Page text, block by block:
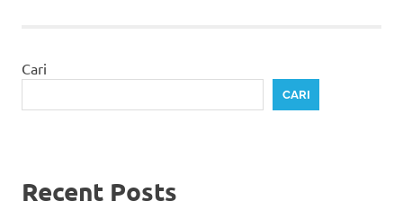
Cari
CARI
Recent Posts